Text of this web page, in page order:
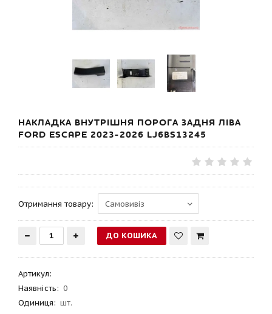
НАКЛАДКА ВНУТРІШНЯ ПОРОГА ЗАДНЯ ЛІВА
FORD ESCAPE 2023-2026 LJ6BS13245
Отримання товару:
Артикул:
Наявність: 0
Одиниця: шт.